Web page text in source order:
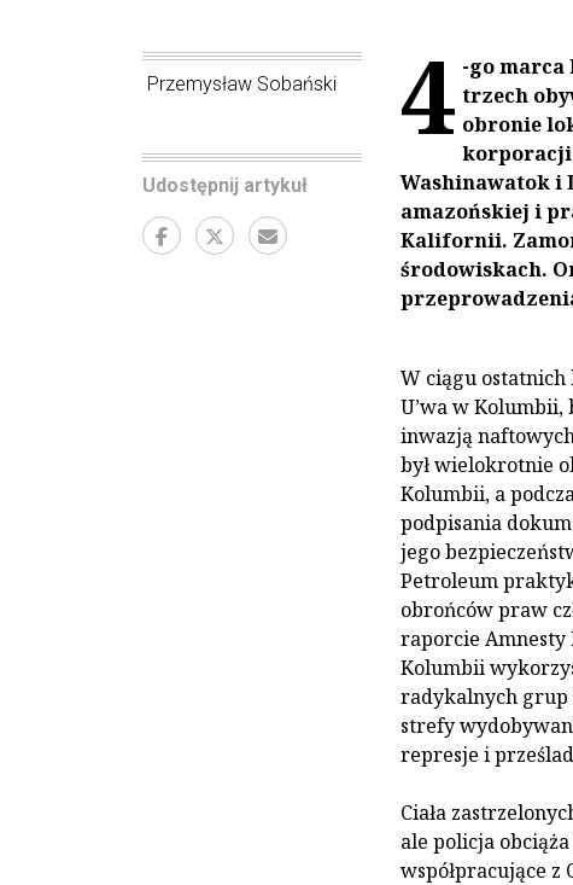
Przemysław Sobański
Udostępnij artykuł
4 -go
trzech
obronie
korporacji
Washinawatok i
amazońskiej i
Kalifornii.
środowiskach.
W ciągu
U’wa w
inwazją
był wielokrotnie
Kolumbii, a
podpisania
jego
Petroleum
obrońców praw
raporcie Amnesty
Kolumbii
radykalnych grup
strefy
represje i
Ciała
ale policja
współpracujące z